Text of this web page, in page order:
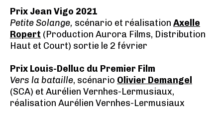
Prix Jean Vigo 2021
Petite Solange, scénario et réalisation Axelle
Ropert (Production Aurora Films, Distribution
Haut et Court) sortie le 2 février
Prix Louis-Delluc du Premier Film
Vers la bataille, scénario Olivier Demangel
(SCA) et Aurélien Vernhes-Lermusiaux,
réalisation Aurélien Vernhes-Lermusiaux